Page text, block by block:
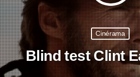
Cinérama
Blind test Clint